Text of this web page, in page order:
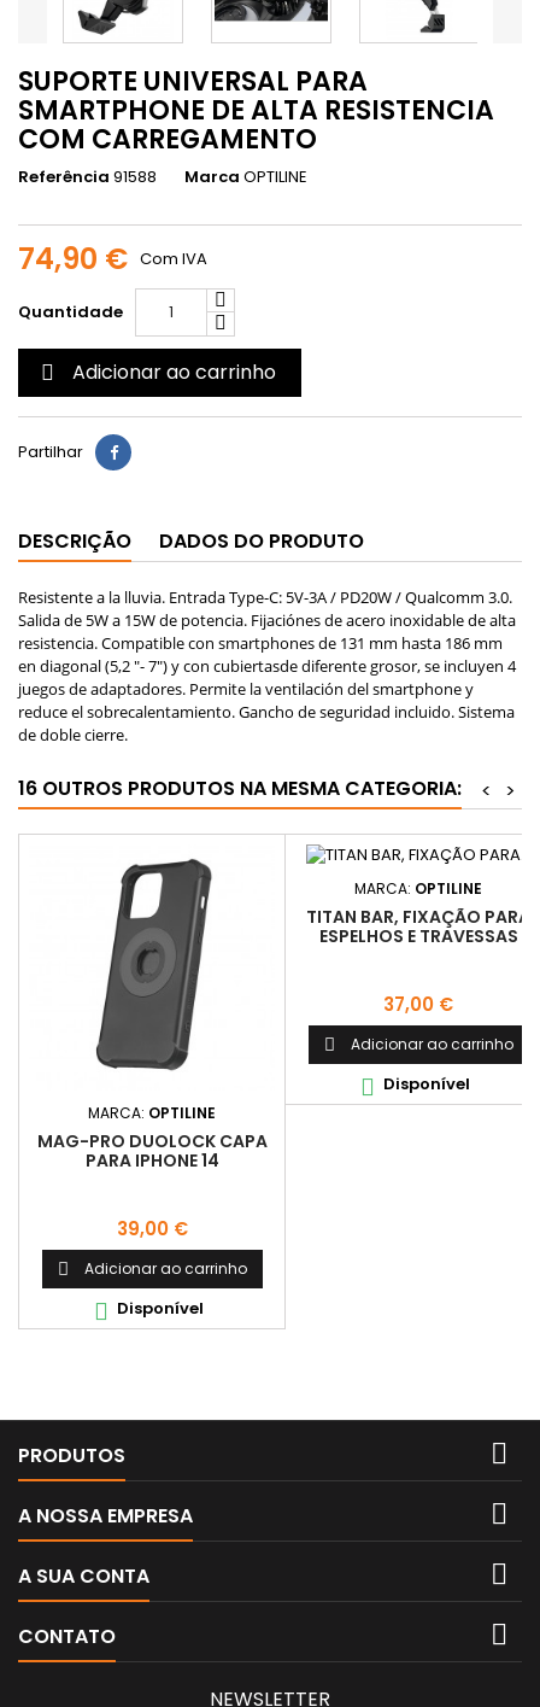
SUPORTE UNIVERSAL PARA
SMARTPHONE DE ALTA RESISTENCIA
COM CARREGAMENTO
Referência 91588 Marca OPTILINE
74,90 € Com IVA
Quantidade
 Adicionar ao carrinho
Partilhar
DESCRIÇÃO DADOS DO PRODUTO
Resistente a la lluvia. Entrada Type-C: 5V-3A / PD20W / Qualcomm 3.0.
Salida de 5W a 15W de potencia. Fijaciónes de acero inoxidable de alta
resistencia. Compatible con smartphones de 131 mm hasta 186 mm
en diagonal (5,2 "- 7") y con cubiertasde diferente grosor, se incluyen 4
juegos de adaptadores. Permite la ventilación del smartphone y
reduce el sobrecalentamiento. Gancho de seguridad incluido. Sistema
de doble cierre.
16 OUTROS PRODUTOS NA MESMA CATEGORIA: >
<
MARCA: OPTILINE
MAG-PRO DUOLOCK CAPA
PARA IPHONE 14
Preço
39,00 €
 Adicionar ao carrinho
 Disponível
MARCA: OPTILINE
TITAN BAR, FIXAÇÃO PARA
ESPELHOS E TRAVESSAS
Preço
37,00 €
 Adicionar ao carrinho
 Disponível
PRODUTOS 
A NOSSA EMPRESA 
A SUA CONTA 
CONTATO 
NEWSLETTER